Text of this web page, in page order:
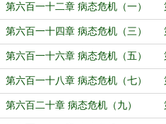
（中）
第六百一十二章 病态危机（一）
第六百一十四章 病态危机（三）
第六百一十六章 病态危机（五）
第六百一十八章 病态危机（七）
第六百二十章 病态危机（九）